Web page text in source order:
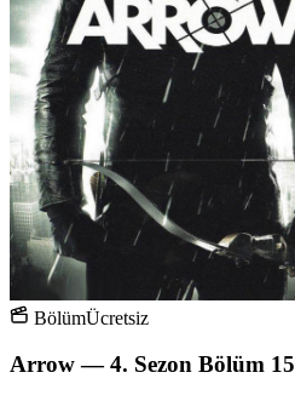
BölümÜcretsiz
Arrow — 4. Sezon Bölüm 15